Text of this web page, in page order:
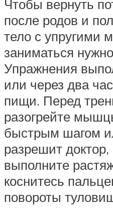
Чтобы вернуть
после родов и
тело с упругими
заниматься
Упражнения
или через два
пищи. Перед
разогрейте
быстрым шагом
разрешит
выполните
коснитесь
повороты